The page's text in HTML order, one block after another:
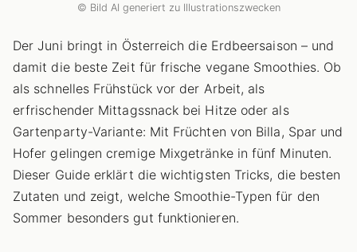
© Bild AI generiert zu Illustrationszwecken
Der Juni bringt in Österreich die Erdbeersaison – und
damit die beste Zeit für frische vegane Smoothies. Ob
als schnelles Frühstück vor der Arbeit, als
erfrischender Mittagssnack bei Hitze oder als
Gartenparty-Variante: Mit Früchten von Billa, Spar und
Hofer gelingen cremige Mixgetränke in fünf Minuten.
Dieser Guide erklärt die wichtigsten Tricks, die besten
Zutaten und zeigt, welche Smoothie-Typen für den
Sommer besonders gut funktionieren.